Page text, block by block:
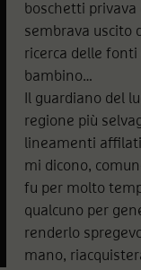
boschetti privava
sembrava uscito
ricerca delle fonti
bambino…
Il guardiano del
regione più
lineamenti
mi dicono,
fu per molto
qualcuno per
renderlo
mano,